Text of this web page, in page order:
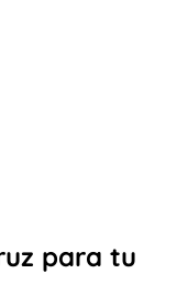
para tu